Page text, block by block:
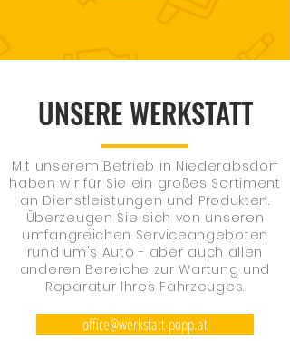
UNSERE WERKSTATT
Mit unserem Betrieb in Niederabsdorf
haben wir für Sie ein großes Sortiment
an Dienstleistungen und Produkten.
Überzeugen Sie sich von unseren
umfangreichen Serviceangeboten
rund um's Auto - aber auch allen
anderen Bereiche zur Wartung und
Reparatur Ihres Fahrzeuges.
office@werkstatt-popp.at